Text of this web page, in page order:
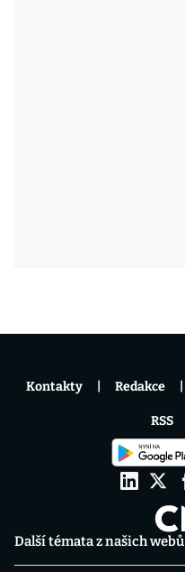
Další témata z našich webů
Kontakty Redakce
RSS